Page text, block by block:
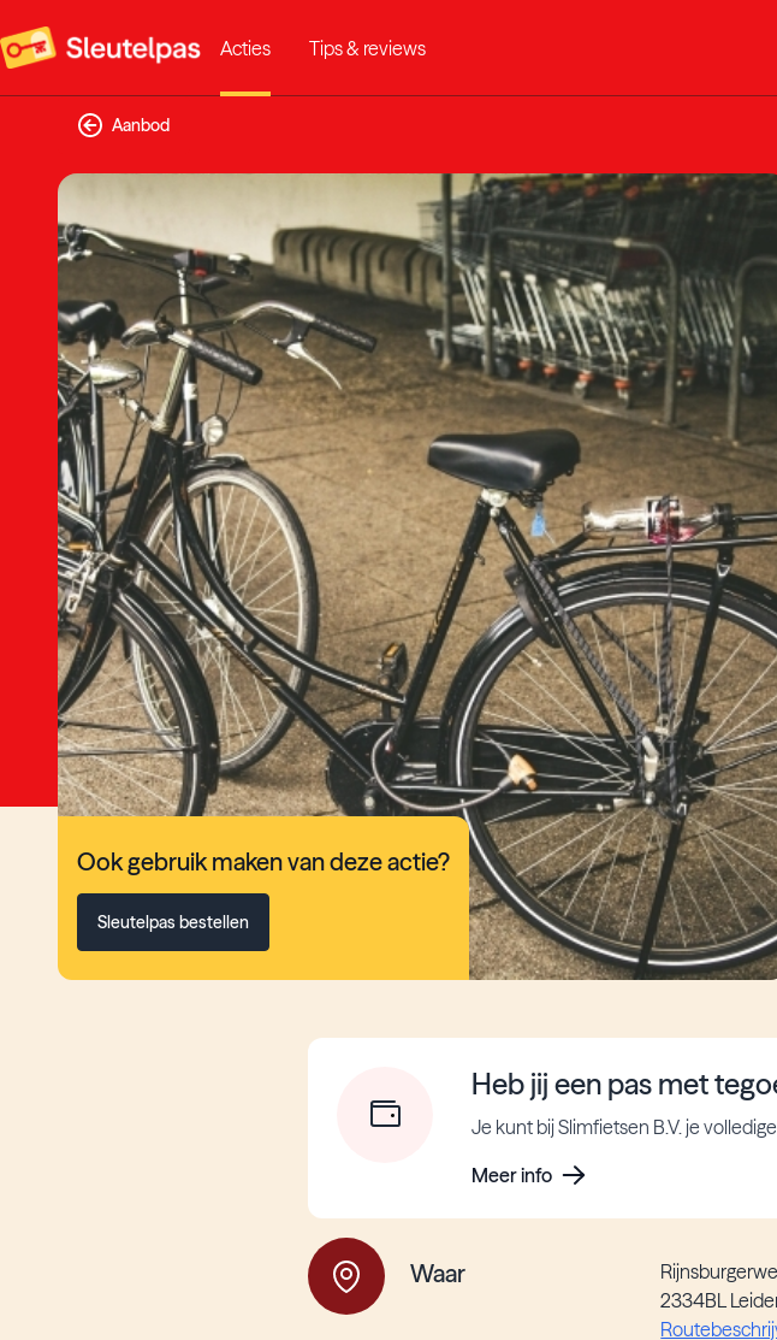
Acties Tips & reviews
Aanbod
Ook gebruik maken van deze actie?
Sleutelpas bestellen
Heb jij een pas met
Je kunt bij Slimfietsen B.V. je
Meer info
Waar
2334BL